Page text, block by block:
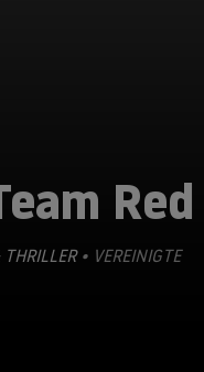
Red
• VEREINIGTE